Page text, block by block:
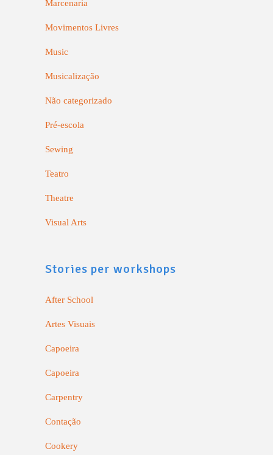
Marcenaria
Movimentos Livres
Music
Musicalização
Não categorizado
Pré-escola
Sewing
Teatro
Theatre
Visual Arts
Stories per workshops
After School
Artes Visuais
Capoeira
Capoeira
Carpentry
Contação
Cookery